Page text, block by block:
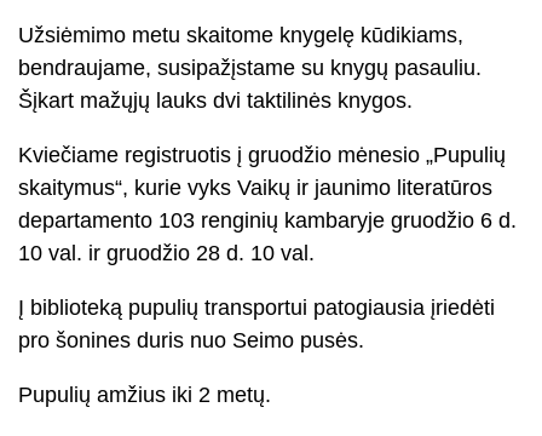
Užsiėmimo metu skaitome knygelę kūdikiams,
bendraujame, susipažįstame su knygų pasauliu.
Šįkart mažųjų lauks dvi taktilinės knygos.
Kviečiame registruotis į gruodžio mėnesio „Pupulių
skaitymus“, kurie vyks Vaikų ir jaunimo literatūros
departamento 103 renginių kambaryje gruodžio 6 d.
10 val. ir gruodžio 28 d. 10 val.
Į biblioteką pupulių transportui patogiausia įriedėti
pro šonines duris nuo Seimo pusės.
Pupulių amžius iki 2 metų.